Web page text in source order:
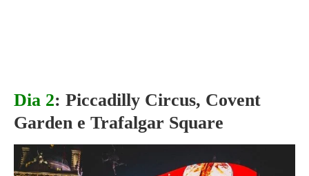
Dia 2: Piccadilly Circus, Covent
Garden e Trafalgar Square